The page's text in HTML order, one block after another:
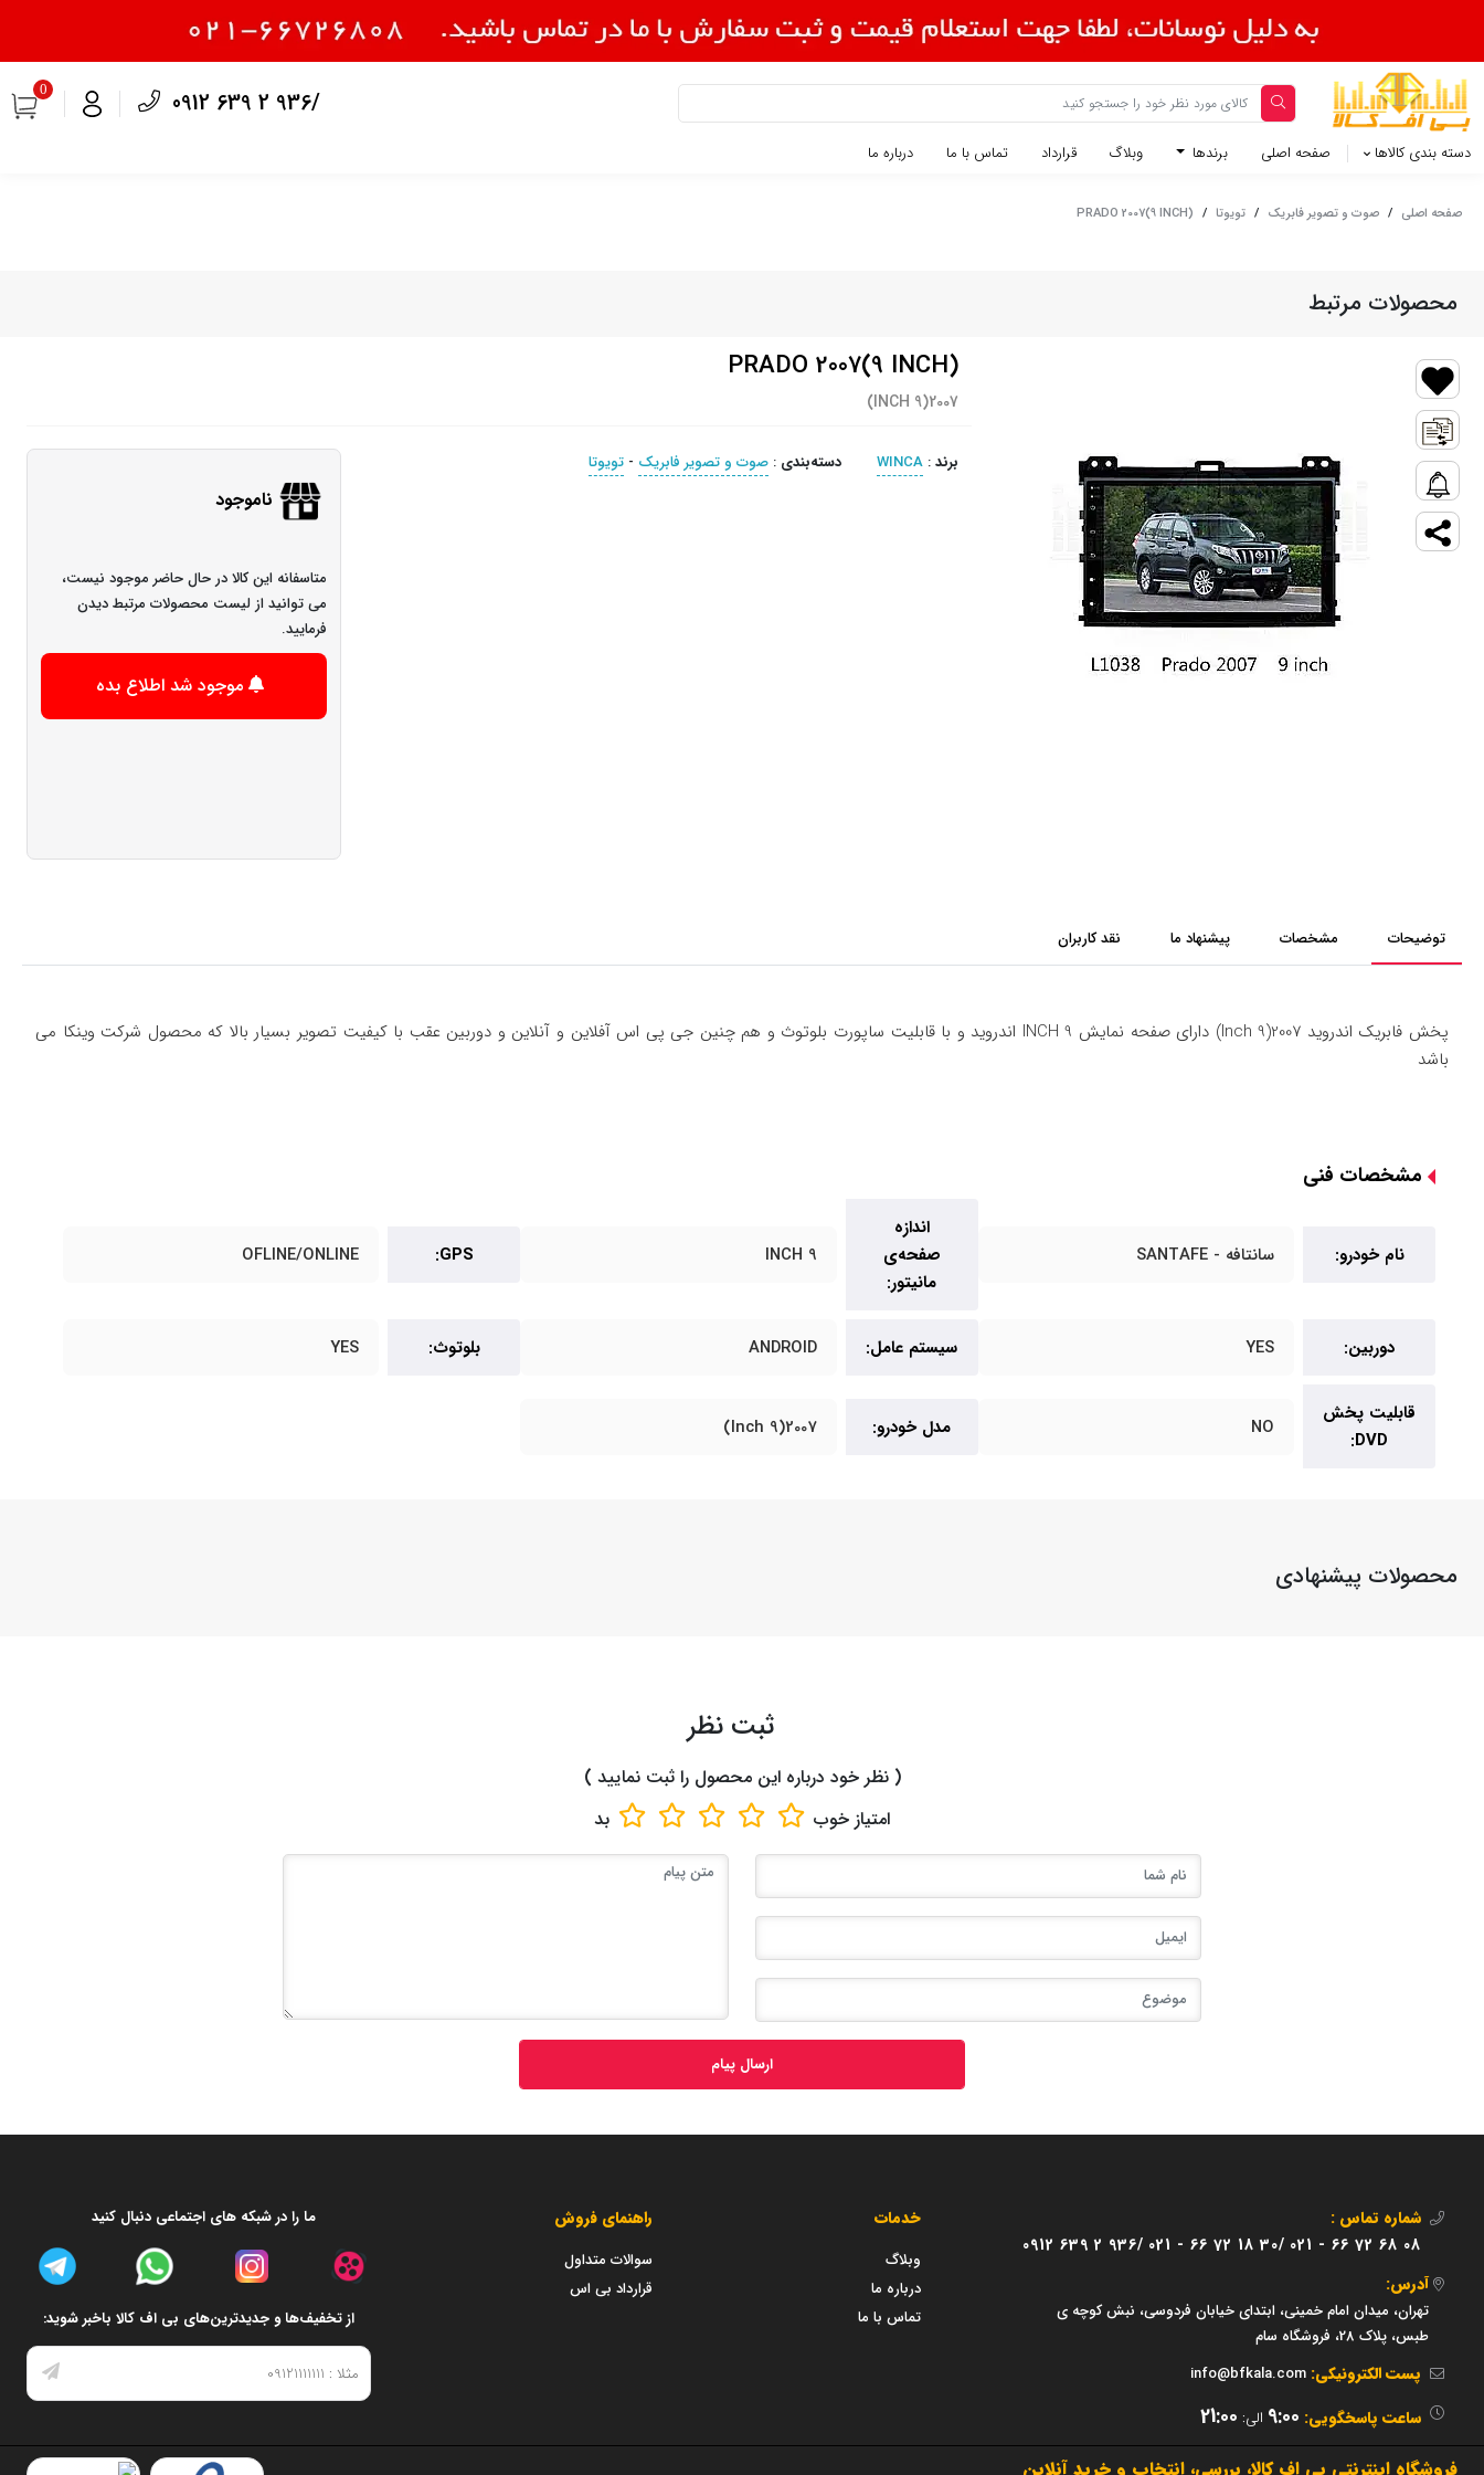
0912 639 2 936/
0
دسته بندی کالاها صفحه اصلی برندها وبلاگ قرارداد تماس با ما درباره ما
صفحه اصلی / صوت و تصویر فابریک / تویوتا /
PRADO 2007(9 INCH)
محصولات مرتبط
PRADO 2007(9 INCH)
2007(9 INCH)
برند:
WINCA دسته‌بندی : صوت و تصویر فابریک - تویوتا
ناموجود
متاسفانه این کالا در حال حاضر موجود نیست،
می توانید از لیست محصولات مرتبط دیدن
فرمایید.
موجود شد اطلاع بده
توضیحات مشخصات پیشنهاد ما نقد کاربران
پخش فابریک اندروید 2007(9 Inch) دارای صفحه نمایش 9 INCH اندروید و با قابلیت ساپورت بلوتوث و هم چنین جی پی اس آفلاین و آنلاین و دوربین عقب با کیفیت تصویر بسیار بالا که محصول شرکت وینکا می
باشد
مشخصات فنی
نام خودرو: سانتافه - SANTAFE
اندازه
صفحه‌ی
مانیتور:
9 INCH
GPS:
OFLINE/ONLINE
دوربین: YES سیستم عامل: ANDROID بلوتوث: YES
قابلیت پخش
DVD:
NO مدل خودرو: 2007(9 Inch)
محصولات پیشنهادی
ثبت نظر
( نظر خود درباره این محصول را ثبت نمایید )
امتیاز خوب بد
ارسال پیام
شماره تماس :
021 - 66 72 68 08
021 - 66 72 18 30/
0912 639 2 936/
آدرس:
تهران، میدان امام خمینی، ابتدای خیابان فردوسی، نبش کوچه ی
طبس، پلاک 28، فروشگاه سام
پست الکترونیکی: info@bfkala.com
ساعت پاسخگویی: 9:00 الی: 21:00
خدمات
وبلاگ
درباره ما
تماس با ما
راهنمای فروش
سوالات متداول
قرارداد بی اس
ما را در شبکه های اجتماعی دنبال کنید
از تخفیف‌ها و جدیدترین‌های بی اف کالا باخبر شوید:
فروشگاه اینترنتی بی اف کالا، بررسی، انتخاب و خرید آنلاین